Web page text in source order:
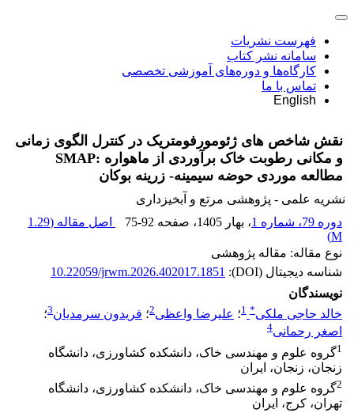
فهرست نشریات
سامانه نشر کتاب
کارگاه‌ها و دوره‌های آموزشی تخصصی
تماس با ما
English
نقش شاخص های ژئومورفومتریک در کنترل الگوی زمانی
و مکانی رطوبت خاک برآوردی از ماهواره :SMAP
مطالعه موردی حوضه سیمینه- زرینه بوکان
نشریه علمی - پژوهشی مرتع و آبخیزداری
دوره 79، شماره 1
، بهار 1405 ، صفحه 75-92 اصل مقاله (1.29
M
)
نوع مقاله: مقاله پژوهشی
شناسه دیجیتال (DOI):
10.22059/jrwm.2026.402017.1851
نویسندگان
خالد حاجی ملکی*
1؛ علیرضا واعظی2؛ فریدون سرمدیان3؛
اصغر رحمانی4
1گروه علوم و مهندسی خاک، دانشکده کشاورزی، دانشگاه
زنجان، زنجان، ایران
2گروه علوم و مهندسی خاک، دانشکده کشاورزی، دانشگاه
تهران، کرج، ایران